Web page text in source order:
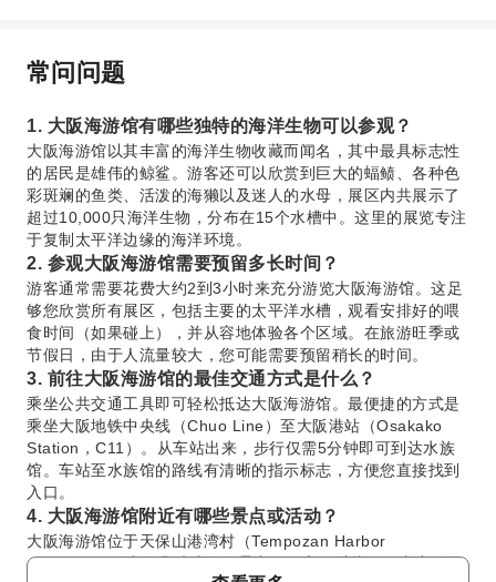
常问问题
1. 大阪海游馆有哪些独特的海洋生物可以参观？
大阪海游馆以其丰富的海洋生物收藏而闻名，其中最具标志性
的居民是雄伟的鲸鲨。游客还可以欣赏到巨大的蝠鲼、各种色
彩斑斓的鱼类、活泼的海獭以及迷人的水母，展区内共展示了
超过10,000只海洋生物，分布在15个水槽中。这里的展览专注
于复制太平洋边缘的海洋环境。
2. 参观大阪海游馆需要预留多长时间？
游客通常需要花费大约2到3小时来充分游览大阪海游馆。这足
够您欣赏所有展区，包括主要的太平洋水槽，观看安排好的喂
食时间（如果碰上），并从容地体验各个区域。在旅游旺季或
节假日，由于人流量较大，您可能需要预留稍长的时间。
3. 前往大阪海游馆的最佳交通方式是什么？
乘坐公共交通工具即可轻松抵达大阪海游馆。最便捷的方式是
乘坐大阪地铁中央线（Chuo Line）至大阪港站（Osakako
Station，C11）。从车站出来，步行仅需5分钟即可到达水族
馆。车站至水族馆的路线有清晰的指示标志，方便您直接找到
入口。
4. 大阪海游馆附近有哪些景点或活动？
大阪海游馆位于天保山港湾村（Tempozan Harbor
Village），周边有几处迷人的景点。游客可以从天保山摩天轮